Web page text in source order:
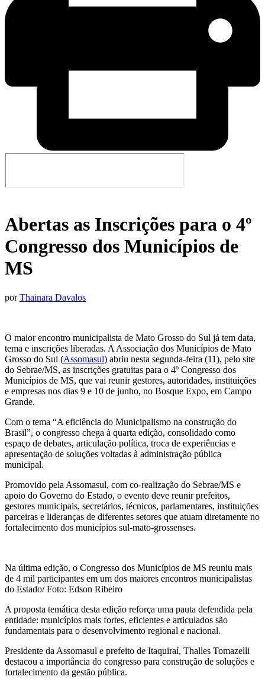
Abertas as Inscrições para o 4º
Congresso dos Municípios de
MS
porThainara Davalos
O maior encontro municipalista de Mato Grosso do Sul já tem data,
tema e inscrições liberadas. A Associação dos Municípios de Mato
Grosso do Sul (Assomasul) abriu nesta segunda-feira (11), pelo site
do Sebrae/MS, as inscrições gratuitas para o 4º Congresso dos
Municípios de MS, que vai reunir gestores, autoridades, instituições
e empresas nos dias 9 e 10 de junho, no Bosque Expo, em Campo
Grande.
Com o tema “A eficiência do Municipalismo na construção do
Brasil”, o congresso chega à quarta edição, consolidado como
espaço de debates, articulação política, troca de experiências e
apresentação de soluções voltadas à administração pública
municipal.
Promovido pela Assomasul, com co-realização do Sebrae/MS e
apoio do Governo do Estado, o evento deve reunir prefeitos,
gestores municipais, secretários, técnicos, parlamentares, instituições
parceiras e lideranças de diferentes setores que atuam diretamente no
fortalecimento dos municípios sul-mato-grossenses.
Na última edição, o Congresso dos Municípios de MS reuniu mais
de 4 mil participantes em um dos maiores encontros municipalistas
do Estado/ Foto: Edson Ribeiro
A proposta temática desta edição reforça uma pauta defendida pela
entidade: municípios mais fortes, eficientes e articulados são
fundamentais para o desenvolvimento regional e nacional.
Presidente da Assomasul e prefeito de Itaquiraí, Thalles Tomazelli
destacou a importância do congresso para construção de soluções e
fortalecimento da gestão pública.